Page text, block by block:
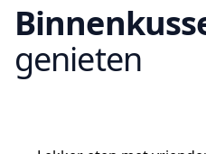
genieten